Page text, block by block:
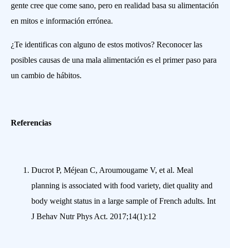
gente cree que come sano, pero en realidad basa su alimentación
en mitos e información errónea.
¿Te identificas con alguno de estos motivos? Reconocer las
posibles causas de una mala alimentación es el primer paso para
un cambio de hábitos.
Referencias
Ducrot P, Méjean C, Aroumougame V, et al. Meal
planning is associated with food variety, diet quality and
body weight status in a large sample of French adults. Int
J Behav Nutr Phys Act. 2017;14(1):12